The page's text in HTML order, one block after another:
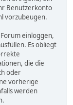
Benutzerkonto
vorzubeugen.
einloggen,
Es obliegt
die die
oder
vorherige
werden